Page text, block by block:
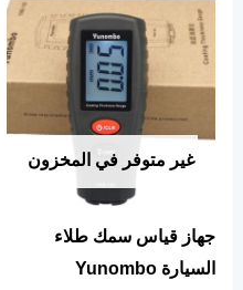
غير متوفر في المخزون
جهاز قياس سمك طلاء
السيارة Yunombo